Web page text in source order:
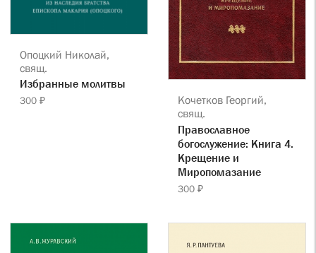
Опоцкий Николай,
свящ.
Избранные молитвы
300 ₽
Кочетков Георгий,
свящ.
Православное
богослужение: Книга 4.
Крещение и
Миропомазание
300 ₽